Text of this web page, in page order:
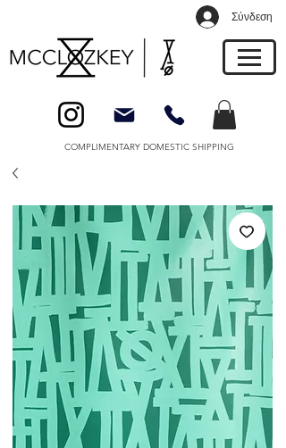
Σύνδεση
COMPLIMENTARY DOMESTIC SHIPPING